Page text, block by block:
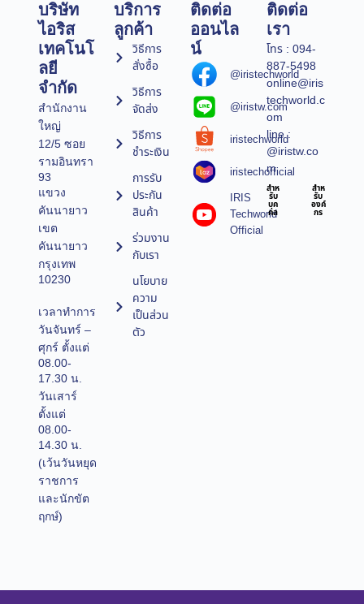
บริษัท
ไอริส
เทคโนโ
ลยี
จำกัด
สำนักงาน
ใหญ่
12/5 ซอย
รามอินทรา
93
แขวง
คันนายาว
เขต
คันนายาว
กรุงเทพ
10230
เวลาทำการ
วันจันทร์ –
ศุกร์ ตั้งแต่
08.00-
17.30 น.
วันเสาร์
ตั้งแต่
08.00-
14.30 น.
(เว้นวันหยุด
ราชการ
และนักขัต
ฤกษ์)
บริการ
ลูกค้า
วิธีการ
สั่งซื้อ
วิธีการ
จัดส่ง
วิธีการ
ชำระเงิน
การรับ
ประกัน
สินค้า
ร่วมงาน
กับเรา
นโยบาย
ความ
เป็นส่วน
ตัว
ติดต่อ
ออนไล
น์
@iristechworld
@iristw.com
iristechworld
iristechofficial
IRIS
Techworld
Official
ติดต่อ
เรา
โทร : 094-
887-5498
online@iris
techworld.c
om
line :
@iristw.co
m
สำห
รับ
บุค
คล
สำห
รับ
องค์
กร